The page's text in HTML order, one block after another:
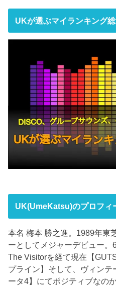
UKが選ぶマイランキング
UK(UmeKatsu)のプロフィ
本名 梅本 勝之進。1989年東
ーとしてメジャーデビュー
The Visitorを経て現在【
プライン】そして、ヴィンテ
ータ4】にてポジティブなの